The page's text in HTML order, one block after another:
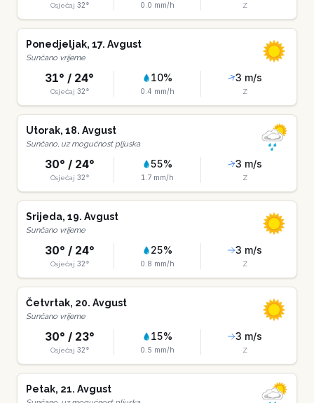
Osjećaj 32° 0.0 mm/h Z
Ponedjeljak, 17. Avgust
Sunčano vrijeme
31° / 24°
Osjećaj 32°
10%
0.4 mm/h
3 m/s
Z
Utorak, 18. Avgust
Sunčano, uz mogućnost pljuska
30° / 24°
Osjećaj 32°
55%
1.7mm/h
3 m/s
Z
Srijeda, 19. Avgust
Sunčano vrijeme
30° / 24°
Osjećaj 32°
25%
0.8 mm/h
3 m/s
Z
Četvrtak, 20. Avgust
Sunčano vrijeme
30° / 23°
Osjećaj 32°
15%
0.5 mm/h
3 m/s
Z
Petak, 21. Avgust